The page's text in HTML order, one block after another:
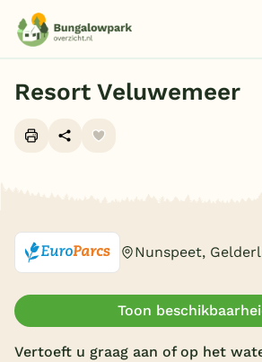
Last minutes
Onze
Vakantieparken
Resort Veluwemeer
Nunspeet,
Toon
Vertoeft u graag aan of op het